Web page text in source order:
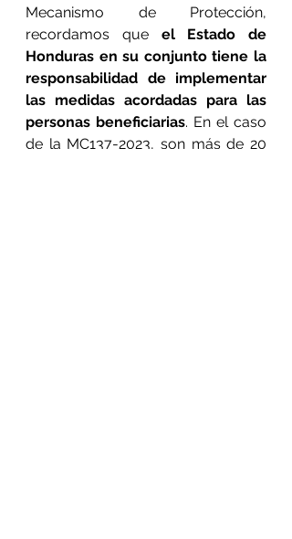
Mecanismo de Protección,
recordamos que el Estado de
Honduras en su conjunto tiene la
responsabilidad de implementar
las medidas acordadas para las
personas beneficiarias. En el caso
de la MC137-2023, son más de 20